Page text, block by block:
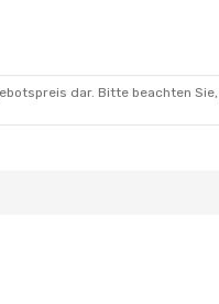
dar. Bitte beachten